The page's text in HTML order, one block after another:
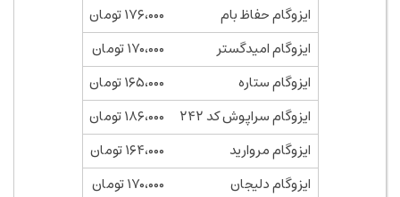
ایزوگام حفاظ بام
۱۷۶،۰۰۰ تومان
ایزوگام امیدگستر
۱۷۰،۰۰۰ تومان
ایزوگام ستاره
۱۶۵،۰۰۰ تومان
ایزوگام سراپوش کد ۲۴۲
۱۸۶،۰۰۰ تومان
ایزوگام مروارید
۱۶۴،۰۰۰ تومان
ایزوگام دلیجان
۱۷۰،۰۰۰ تومان